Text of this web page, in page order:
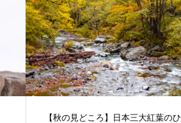
【秋の見どころ】日本三大紅葉のひ